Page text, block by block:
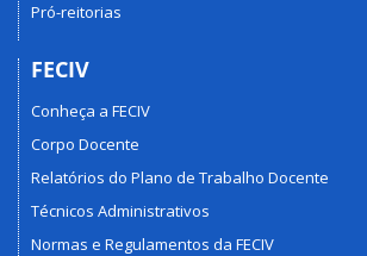
Pró-reitorias
FECIV
Conheça a FECIV
Corpo Docente
Relatórios do Plano de Trabalho Docente
Técnicos Administrativos
Normas e Regulamentos da FECIV